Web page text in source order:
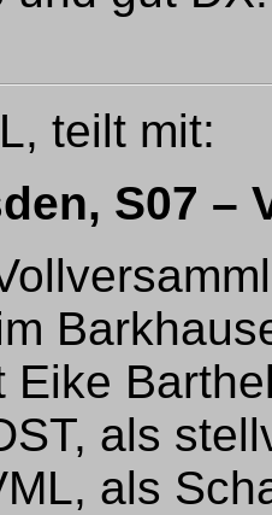
teilt mit:
S07 –
Eike
als
als